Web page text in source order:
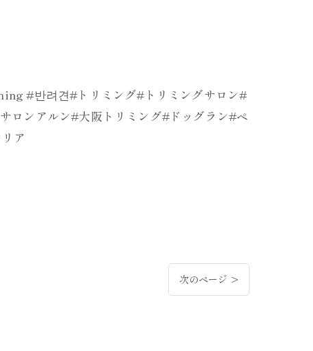
#반려견#トリミング#トリミングサロン#
ロンアルン#大阪トリミング#ドッグラン#ペ
ア
次のページ >